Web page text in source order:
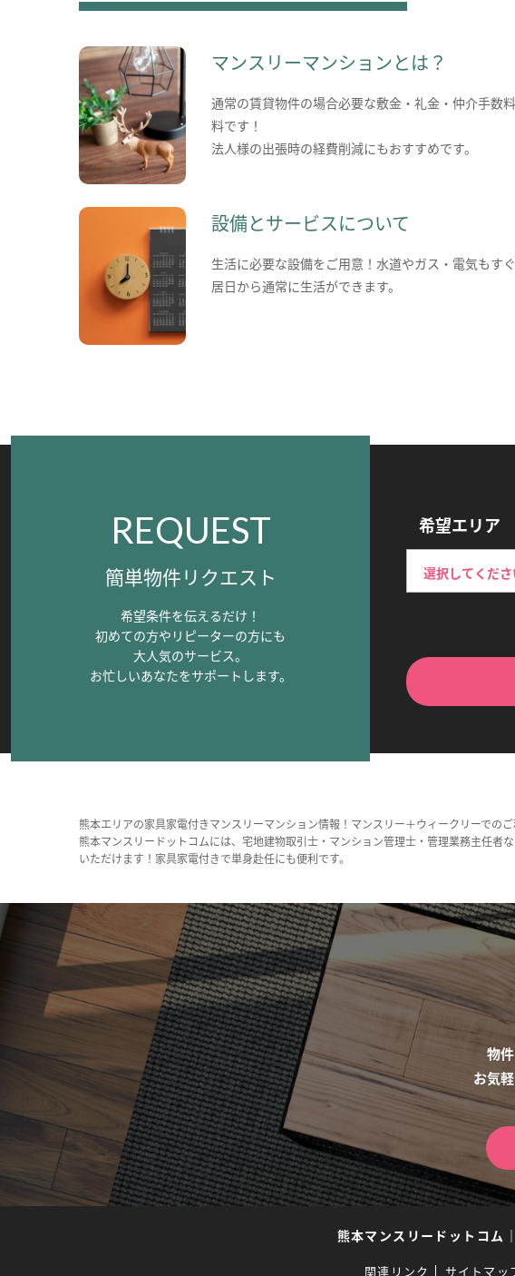
マンスリーマンションとは？
通常の賃貸物件の場合必要な敷金・礼金・仲介手数
料です！
法人様の出張時の経費削減にもおすすめです。
設備とサービスについて
生活に必要な設備をご用意！水道やガス・電気もす
居日から通常に生活ができます。
REQUEST
簡単物件リクエスト
希望条件を伝えるだけ！
初めての方やリピーターの方にも
大人気のサービス。
お忙しいあなたをサポートします。
希望エリア
熊本エリアの家具家電付きマンスリーマンション情報！マンスリー＋ウィークリーでの
熊本マンスリードットコムには、宅地建物取引士・マンション管理士・管理業務主任
いただけます！家具家電付きで単身赴任にも便利です。
物
お気
熊本マンスリードットコム ｜
関連リンク サイトマッ